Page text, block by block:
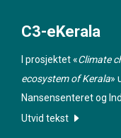
C3-eKerala
I prosjektet «Climate
ecosystem of Kerala»
Nansensenteret og
havnivåstigning og
Utvid tekst